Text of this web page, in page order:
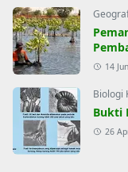
14
Biologi
Bukti
26